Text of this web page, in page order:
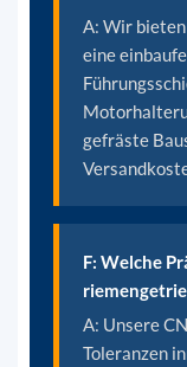
A: Wir
eine
gefräste
F: Welche
A: Unsere
Toleranzen